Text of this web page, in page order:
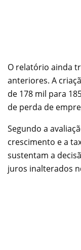
O relatório ainda
anteriores. A
de 178 mil para
de perda de
Segundo a
crescimento e a
sustentam a
juros inalterados